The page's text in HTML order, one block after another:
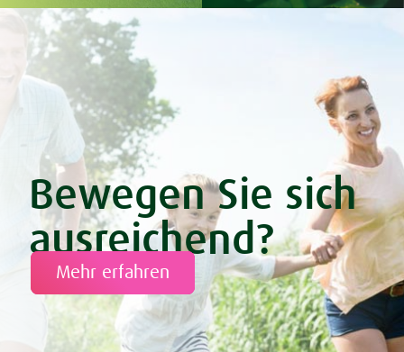
Bewegen Sie sich
ausreichend?
Mehr erfahren